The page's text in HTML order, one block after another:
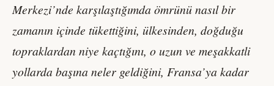
Merkezi’nde karşılaştığımda ömrünü nasıl bir
zamanın içinde tükettiğini, ülkesinden, doğduğu
topraklardan niye kaçtığını, o uzun ve meşakkatli
yollarda başına neler geldiğini, Fransa’ya kadar